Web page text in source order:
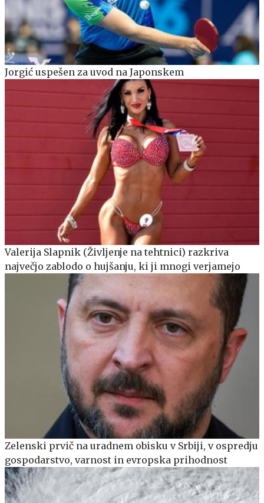
Jorgić uspešen za uvod na Japonskem
Valerija Slapnik (Življenje na tehtnici) razkriva
največjo zablodo o hujšanju, ki ji mnogi verjamejo
Zelenski prvič na uradnem obisku v Srbiji, v ospredju
gospodarstvo, varnost in evropska prihodnost